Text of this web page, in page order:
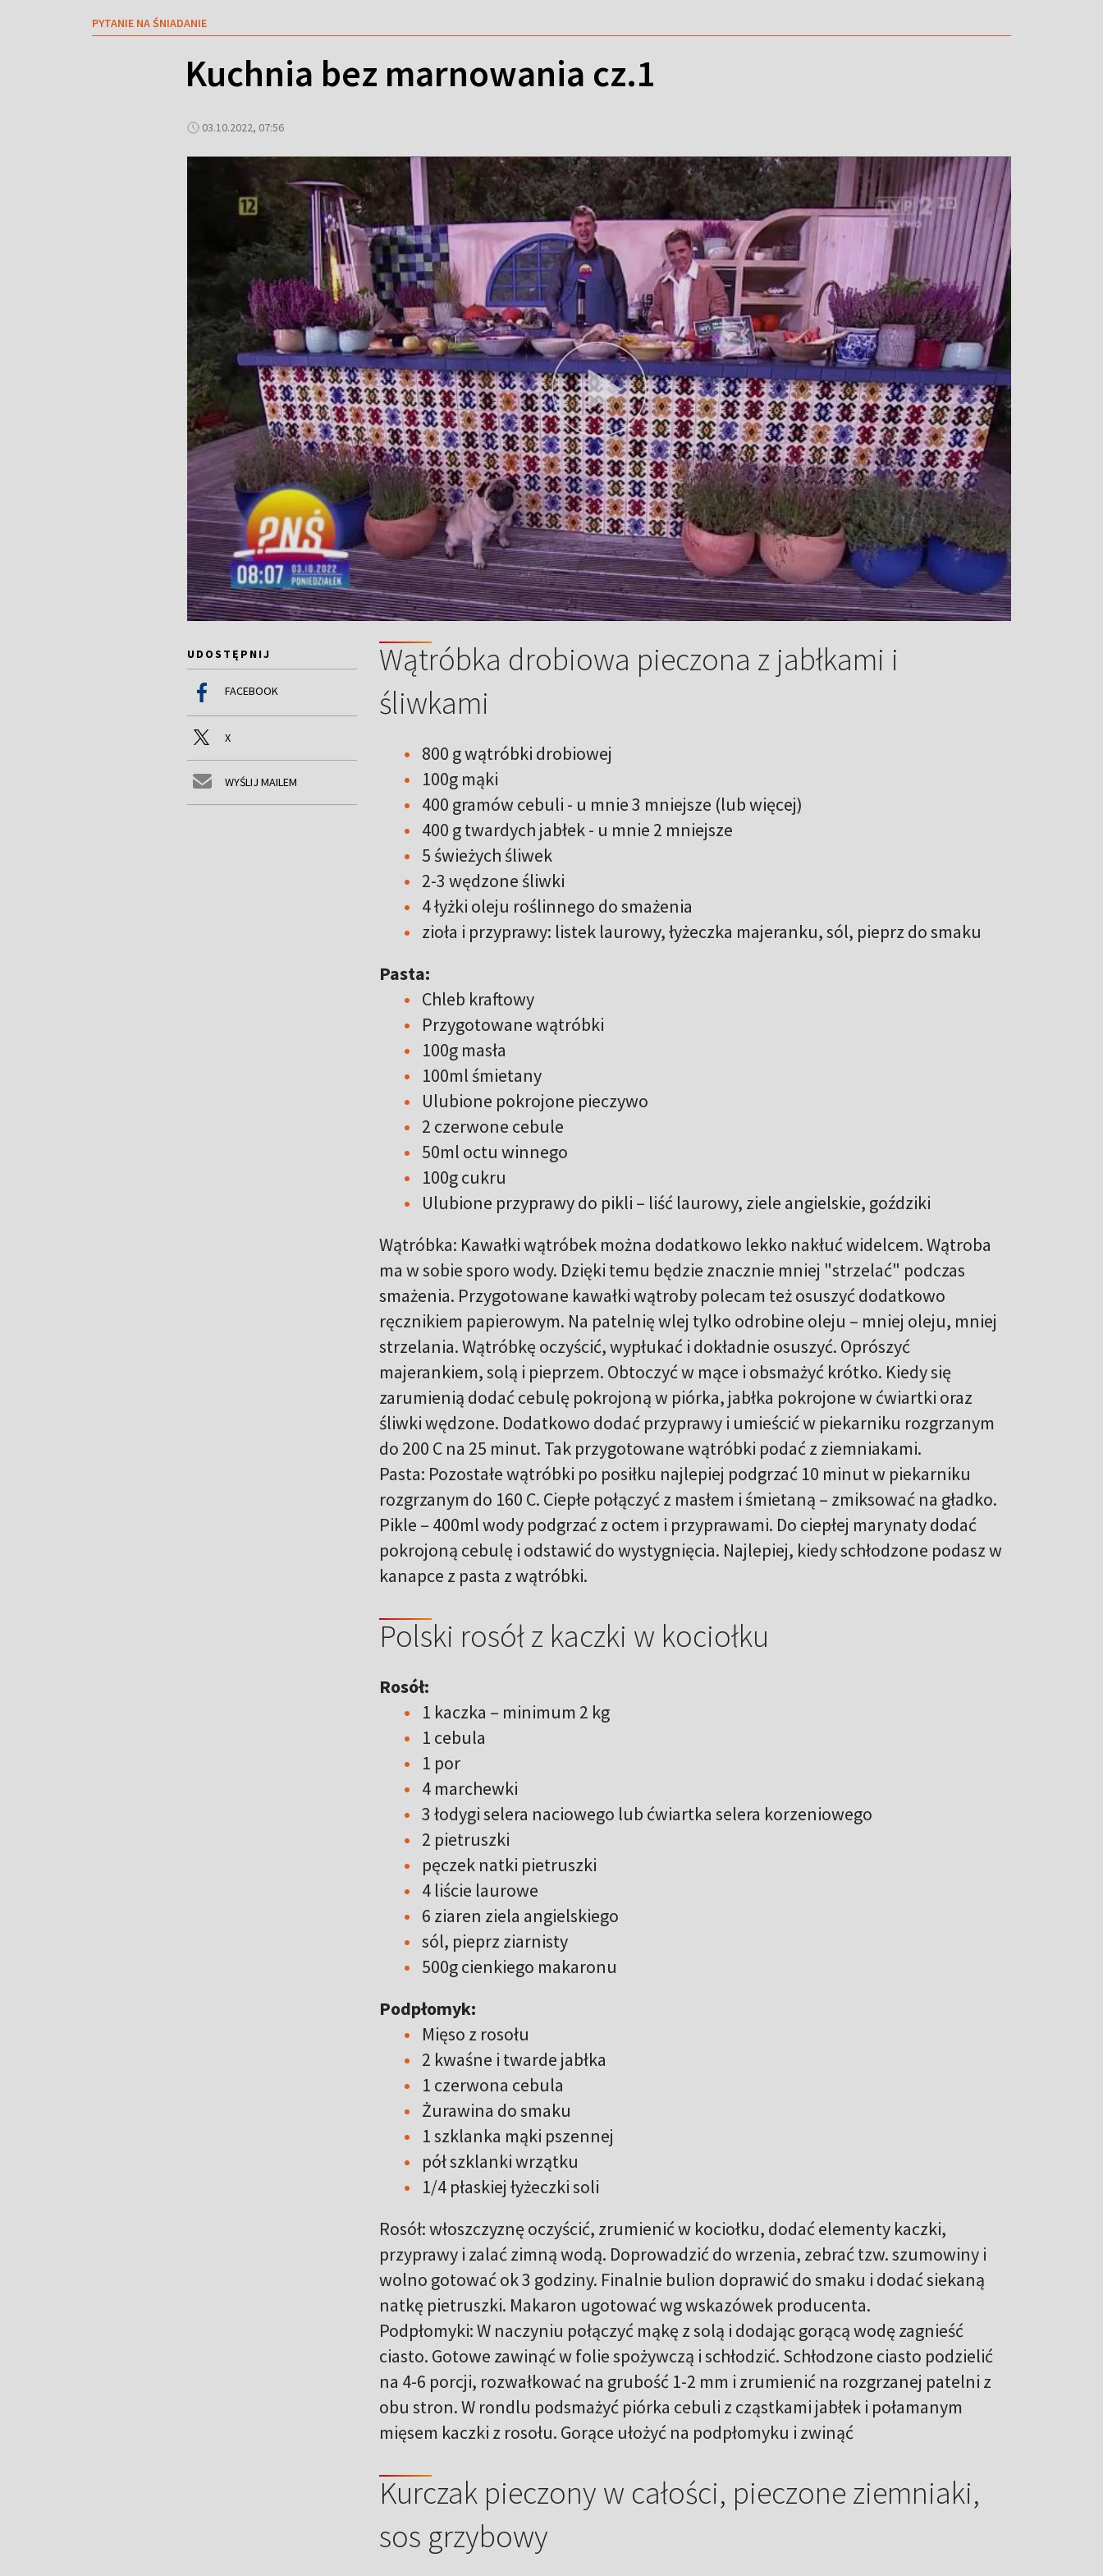
PYTANIE NA ŚNIADANIE
Kuchnia bez marnowania cz.1
03.10.2022, 07:56
UDOSTĘPNIJ
FACEBOOK
X
WYŚLIJ MAILEM
Wątróbka drobiowa pieczona z jabłkami i
śliwkami
800 g wątróbki drobiowej
100g mąki
400 gramów cebuli - u mnie 3 mniejsze (lub więcej)
400 g twardych jabłek - u mnie 2 mniejsze
5 świeżych śliwek
2-3 wędzone śliwki
4 łyżki oleju roślinnego do smażenia
zioła i przyprawy: listek laurowy, łyżeczka majeranku, sól, pieprz do smaku
Pasta:
Chleb kraftowy
Przygotowane wątróbki
100g masła
100ml śmietany
Ulubione pokrojone pieczywo
2 czerwone cebule
50ml octu winnego
100g cukru
Ulubione przyprawy do pikli – liść laurowy, ziele angielskie, goździki
Wątróbka: Kawałki wątróbek można dodatkowo lekko nakłuć widelcem. Wątroba
ma w sobie sporo wody. Dzięki temu będzie znacznie mniej "strzelać" podczas
smażenia. Przygotowane kawałki wątroby polecam też osuszyć dodatkowo
ręcznikiem papierowym. Na patelnię wlej tylko odrobine oleju – mniej oleju, mniej
strzelania. Wątróbkę oczyścić, wypłukać i dokładnie osuszyć. Oprószyć
majerankiem, solą i pieprzem. Obtoczyć w mące i obsmażyć krótko. Kiedy się
zarumienią dodać cebulę pokrojoną w piórka, jabłka pokrojone w ćwiartki oraz
śliwki wędzone. Dodatkowo dodać przyprawy i umieścić w piekarniku rozgrzanym
do 200 C na 25 minut. Tak przygotowane wątróbki podać z ziemniakami.
Pasta: Pozostałe wątróbki po posiłku najlepiej podgrzać 10 minut w piekarniku
rozgrzanym do 160 C. Ciepłe połączyć z masłem i śmietaną – zmiksować na gładko.
Pikle – 400ml wody podgrzać z octem i przyprawami. Do ciepłej marynaty dodać
pokrojoną cebulę i odstawić do wystygnięcia. Najlepiej, kiedy schłodzone podasz w
kanapce z pasta z wątróbki.
Polski rosół z kaczki w kociołku
Rosół:
1 kaczka – minimum 2 kg
1 cebula
1 por
4 marchewki
3 łodygi selera naciowego lub ćwiartka selera korzeniowego
2 pietruszki
pęczek natki pietruszki
4 liście laurowe
6 ziaren ziela angielskiego
sól, pieprz ziarnisty
500g cienkiego makaronu
Podpłomyk:
Mięso z rosołu
2 kwaśne i twarde jabłka
1 czerwona cebula
Żurawina do smaku
1 szklanka mąki pszennej
pół szklanki wrzątku
1/4 płaskiej łyżeczki soli
Rosół: włoszczyznę oczyścić, zrumienić w kociołku, dodać elementy kaczki,
przyprawy i zalać zimną wodą. Doprowadzić do wrzenia, zebrać tzw. szumowiny i
wolno gotować ok 3 godziny. Finalnie bulion doprawić do smaku i dodać siekaną
natkę pietruszki. Makaron ugotować wg wskazówek producenta.
Podpłomyki: W naczyniu połączyć mąkę z solą i dodając gorącą wodę zagnieść
ciasto. Gotowe zawinąć w folie spożywczą i schłodzić. Schłodzone ciasto podzielić
na 4-6 porcji, rozwałkować na grubość 1-2 mm i zrumienić na rozgrzanej patelni z
obu stron. W rondlu podsmażyć piórka cebuli z cząstkami jabłek i połamanym
mięsem kaczki z rosołu. Gorące ułożyć na podpłomyku i zwinąć
Kurczak pieczony w całości, pieczone ziemniaki,
sos grzybowy